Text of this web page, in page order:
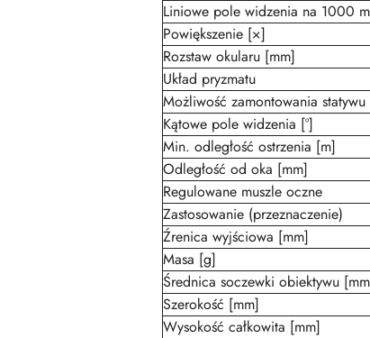
Liniowe pole widzenia na 1000
Powiększenie [×]
Rozstaw okularu [mm]
Układ pryzmatu
Możliwość zamontowania statywu
Kątowe pole widzenia [°]
Min. odległość ostrzenia [m]
Odległość od oka [mm]
Regulowane muszle oczne
Zastosowanie (przeznaczenie)
Źrenica wyjściowa [mm]
Masa [g]
Średnica soczewki obiektywu
Szerokość [mm]
Wysokość całkowita [mm]